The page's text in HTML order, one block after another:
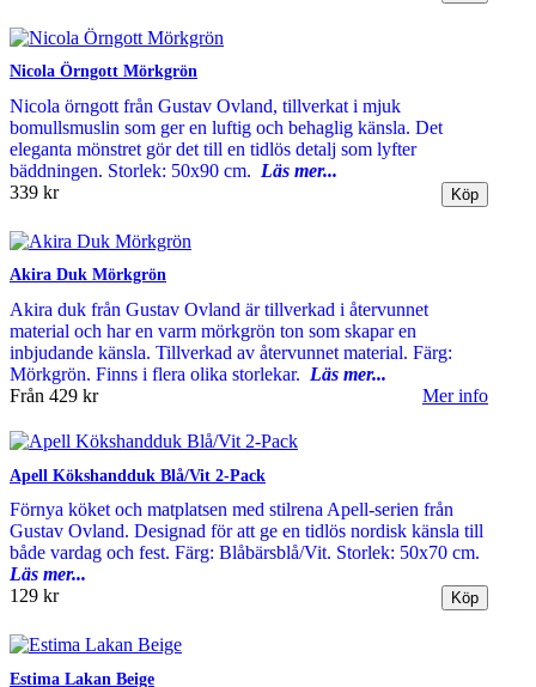
Nicola Örngott Mörkgrön
Nicola örngott från Gustav Ovland, tillverkat i mjuk
bomullsmuslin som ger en luftig och behaglig känsla. Det
eleganta mönstret gör det till en tidlös detalj som lyfter
bäddningen. Storlek: 50x90 cm. Läs mer...
339 kr
Akira Duk Mörkgrön
Akira duk från Gustav Ovland är tillverkad i återvunnet
material och har en varm mörkgrön ton som skapar en
inbjudande känsla. Tillverkad av återvunnet material. Färg:
Mörkgrön. Finns i flera olika storlekar. Läs mer...
Från 429 kr Mer info
Apell Kökshandduk Blå/Vit 2-Pack
Förnya köket och matplatsen med stilrena Apell-serien från
Gustav Ovland. Designad för att ge en tidlös nordisk känsla till
både vardag och fest. Färg: Blåbärsblå/Vit. Storlek: 50x70 cm.
Läs mer...
129 kr
Estima Lakan Beige